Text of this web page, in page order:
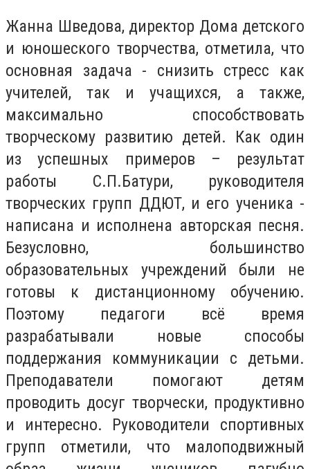
Жанна Шведова, директор Дома детского
и юношеского творчества, отметила, что
основная задача - снизить стресс как
учителей, так и учащихся, а также,
максимально способствовать
творческому развитию детей. Как один
из успешных примеров – результат
работы С.П.Батури, руководителя
творческих групп ДДЮТ, и его ученика -
написана и исполнена авторская песня.
Безусловно, большинство
образовательных учреждений были не
готовы к дистанционному обучению.
Поэтому педагоги всё время
разрабатывали новые способы
поддержания коммуникации с детьми.
Преподаватели помогают детям
проводить досуг творчески, продуктивно
и интересно. Руководители спортивных
групп отметили, что малоподвижный